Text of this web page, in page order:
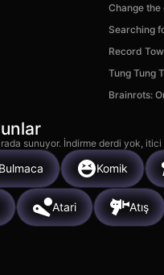
Change
Searching
Record
Tung Tung
Brainrots:
sunuyor. İndirme derdi yok,
Bulmaca Komik
Atari Atış